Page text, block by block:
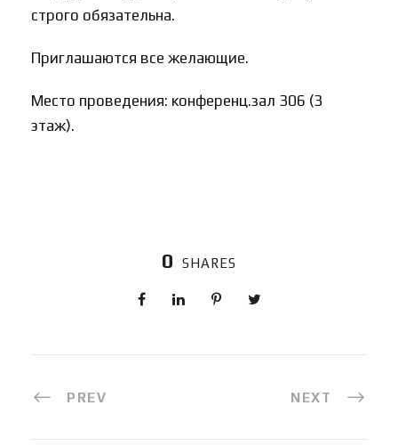
строго обязательна.
Приглашаются все желающие.
Место проведения: конференц.зал 306 (3
этаж).
0 SHARES
PREV NEXT